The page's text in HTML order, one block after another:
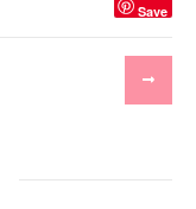
Save